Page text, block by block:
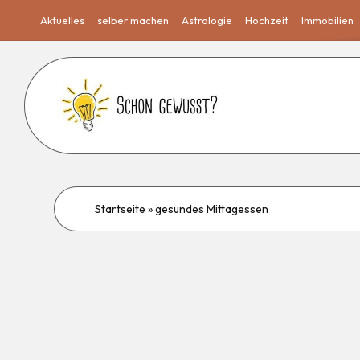
Aktuelles selber machen Astrologie Hochzeit Immobilien
Startseite »gesundes Mittagessen